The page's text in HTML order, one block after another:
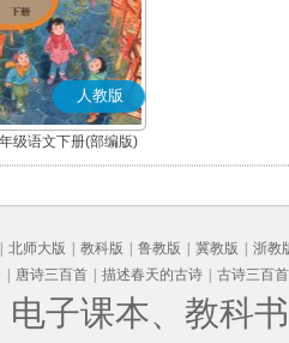
人教版
级语文下册(部编版)
北师大版 教科版 鲁教版 冀教版
浙教
唐诗三百首 描述春天的古诗 古诗三百首
电子课本、教科